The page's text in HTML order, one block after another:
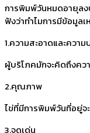
การพิมพ์วันหมดอายุลง
ฟังว่าทำไมการมีข้อมูล
1.ความสะอาดและควา
ผู้บริโภคมักจะคิดถึงคว
2.คุณภาพ
ไข่ที่มีการพิมพ์วันที่อยู่จ
3.จุดเด่น